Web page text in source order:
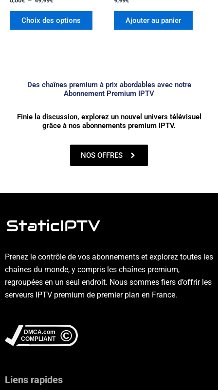
Choix des options Ajouter au panier
Des chaînes premium à prix abordables avec notre
Abonnement Premium IPTV
Finie la discussion, explorez un nouvel univers télévisuel
grâce à nos abonnements premium IPTV.
NOS OFFRES
Prenez le contrôle de vos abonnements et explorez toutes les
chaînes du monde, y compris les chaînes premium,
regroupées en un seul endroit. Nous sommes fiers d’offrir les
serveurs IPTV premium de premier plan en France.
Liens rapides